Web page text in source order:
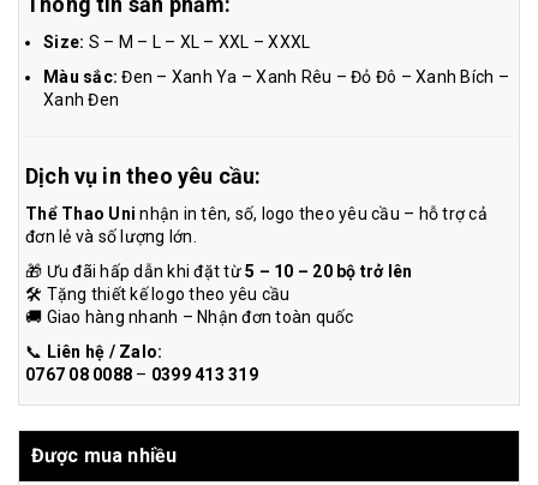
Size: S – M – L – XL – XXL – XXXL
Màu sắc: Đen – Xanh Ya – Xanh Rêu – Đỏ Đô – Xanh Bích –
Xanh Đen
Dịch vụ in theo yêu cầu:
Thể Thao Uni nhận in tên, số, logo theo yêu cầu – hỗ trợ cả
đơn lẻ và số lượng lớn.
🎁 Ưu đãi hấp dẫn khi đặt từ5 – 10 – 20 bộ trở lên
🛠️ Tặng thiết kế logo theo yêu cầu
🚚 Giao hàng nhanh – Nhận đơn toàn quốc
📞 Liên hệ / Zalo:
0767 08 0088 – 0399 413 319
Được mua nhiều